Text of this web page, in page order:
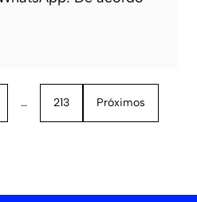
… 213 Próximos